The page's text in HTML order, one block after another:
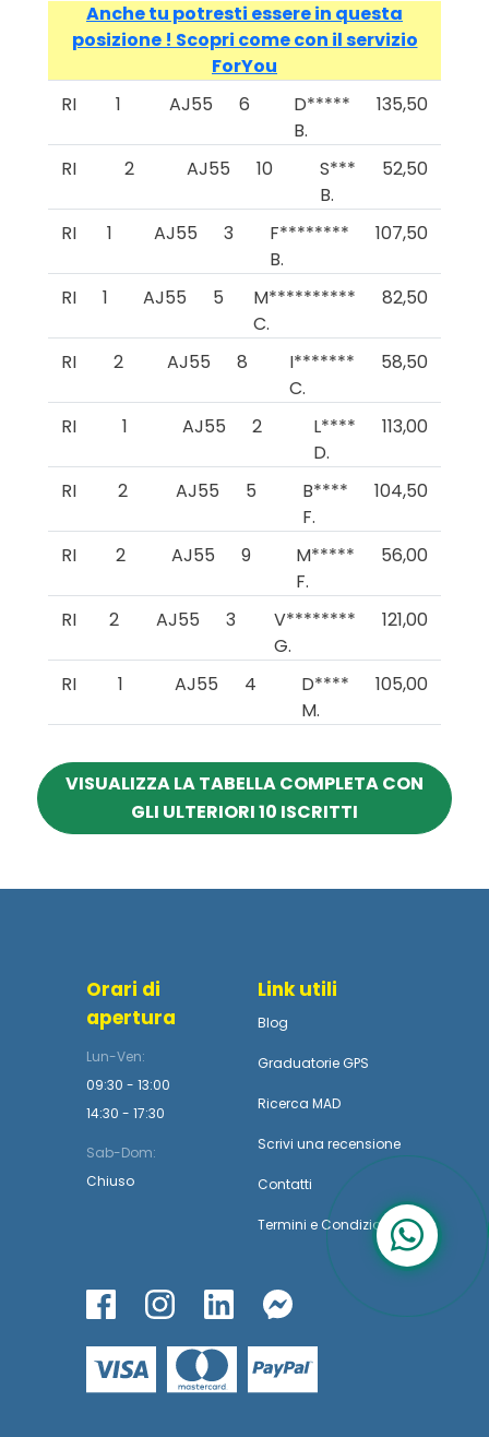
Anche tu potresti essere in questa
posizione ! Scopri come con il servizio
ForYou
RI
1 AJ55 6
D*****
B.
135,50
RI 2 AJ55 10
S***
B.
52,50
RI 1 AJ55 3
F********
B.
107,50
RI 1 AJ55 5
M**********
C.
82,50
RI 2 AJ55 8
I*******
C.
58,50
RI 1 AJ55 2
L****
D.
113,00
RI 2 AJ55 5
B****
F.
104,50
RI 2 AJ55 9
M*****
F.
56,00
RI 2 AJ55 3
V********
G.
121,00
RI 1 AJ55 4
D****
M.
105,00
VISUALIZZA LA TABELLA COMPLETA CON
GLI ULTERIORI 10 ISCRITTI
Orari di
apertura
Lun-Ven:
09:30 - 13:00
14:30 - 17:30
Sab-Dom:
Chiuso
Link utili
Blog
Graduatorie GPS
Ricerca MAD
Scrivi una recensione
Contatti
Termini e Condizioni